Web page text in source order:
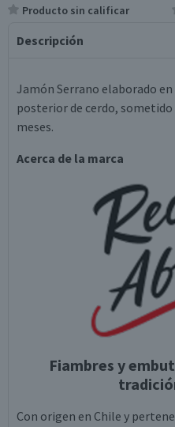
Producto sin calificar
Descripción
Jamón Serrano elaborado
posterior de cerdo, sometido
meses.
Acerca de la marca
Fiambres y
Con origen en Chile y